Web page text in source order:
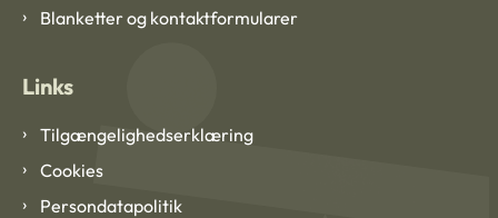
Blanketter og kontaktformularer
Links
Tilgængelighedserklæring
Cookies
Persondatapolitik